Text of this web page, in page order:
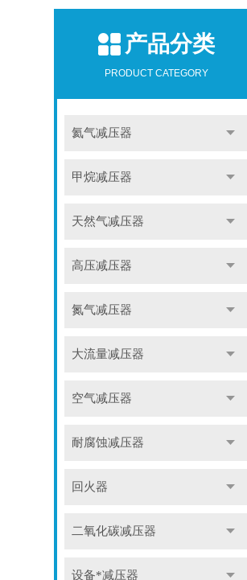
产品分类
PRODUCT CATEGORY
氦气减压器
甲烷减压器
天然气减压器
高压减压器
氮气减压器
大流量减压器
空气减压器
耐腐蚀减压器
回火器
二氧化碳减压器
设备*减压器